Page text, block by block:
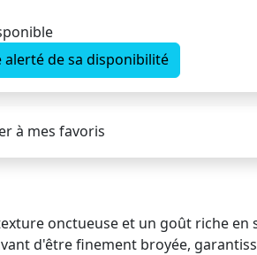
alerté de sa disponibilité
à mes favoris
onctueuse et un goût riche en
d'être finement broyée,